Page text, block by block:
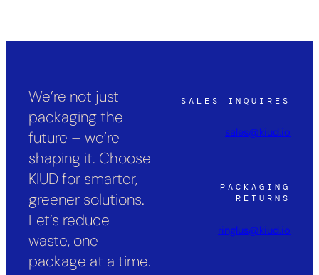
We’re not just
packaging the
future – we’re
shaping it. Choose
KIUD for smarter,
greener solutions.
Let’s reduce
waste, one
package at a time.
SALES INQUIRES
sales@kiud.io
PACKAGING
RETURNS
ringlus@kiud.io